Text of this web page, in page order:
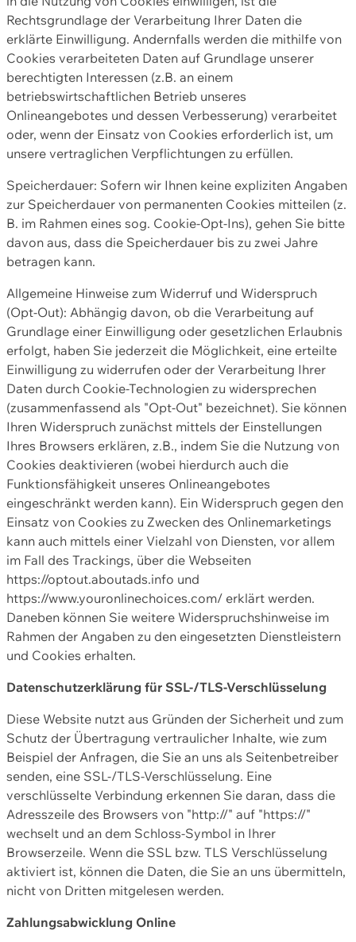
Rechtsgrundlage der Verarbeitung Ihrer Daten die
erklärte Einwilligung. Andernfalls werden die mithilfe von
Cookies verarbeiteten Daten auf Grundlage unserer
berechtigten Interessen (z.B. an einem
betriebswirtschaftlichen Betrieb unseres
Onlineangebotes und dessen Verbesserung) verarbeitet
oder, wenn der Einsatz von Cookies erforderlich ist, um
unsere vertraglichen Verpflichtungen zu erfüllen.
Speicherdauer: Sofern wir Ihnen keine expliziten Angaben
zur Speicherdauer von permanenten Cookies mitteilen (z.
B. im Rahmen eines sog. Cookie-Opt-Ins), gehen Sie bitte
davon aus, dass die Speicherdauer bis zu zwei Jahre
betragen kann.
Allgemeine Hinweise zum Widerruf und Widerspruch
(Opt-Out): Abhängig davon, ob die Verarbeitung auf
Grundlage einer Einwilligung oder gesetzlichen Erlaubnis
erfolgt, haben Sie jederzeit die Möglichkeit, eine erteilte
Einwilligung zu widerrufen oder der Verarbeitung Ihrer
Daten durch Cookie-Technologien zu widersprechen
(zusammenfassend als "Opt-Out" bezeichnet). Sie können
Ihren Widerspruch zunächst mittels der Einstellungen
Ihres Browsers erklären, z.B., indem Sie die Nutzung von
Cookies deaktivieren (wobei hierdurch auch die
Funktionsfähigkeit unseres Onlineangebotes
eingeschränkt werden kann). Ein Widerspruch gegen den
Einsatz von Cookies zu Zwecken des Onlinemarketings
kann auch mittels einer Vielzahl von Diensten, vor allem
im Fall des Trackings, über die Webseiten
https://optout.aboutads.info und
https://www.youronlinechoices.com/ erklärt werden.
Daneben können Sie weitere Widerspruchshinweise im
Rahmen der Angaben zu den eingesetzten Dienstleistern
und Cookies erhalten.
Datenschutzerklärung für SSL-/TLS-Verschlüsselung
Diese Website nutzt aus Gründen der Sicherheit und zum
Schutz der Übertragung vertraulicher Inhalte, wie zum
Beispiel der Anfragen, die Sie an uns als Seitenbetreiber
senden, eine SSL-/TLS-Verschlüsselung. Eine
verschlüsselte Verbindung erkennen Sie daran, dass die
Adresszeile des Browsers von "http://" auf "https://"
wechselt und an dem Schloss-Symbol in Ihrer
Browserzeile. Wenn die SSL bzw. TLS Verschlüsselung
aktiviert ist, können die Daten, die Sie an uns übermitteln,
nicht von Dritten mitgelesen werden.
Zahlungsabwicklung Online